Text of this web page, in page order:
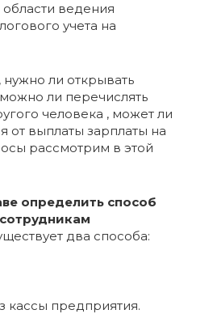
ведения
учета на
ли открывать
ли перечислять
человека , может ли
от выплаты зарплаты на
рассмотрим в этой
определить способ
два способа:
кассы предприятия.